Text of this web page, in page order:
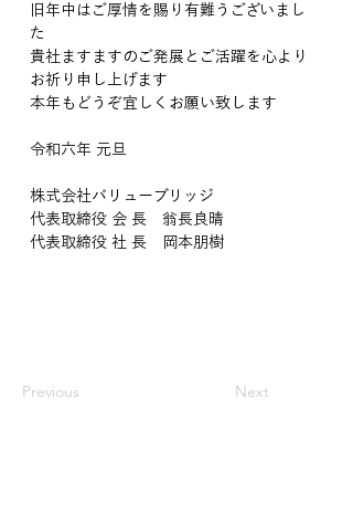
旧年中はご厚情を賜り有難うございまし
た
貴社ますますのご発展とご活躍を心より
お祈り申し上げます
本年もどうぞ宜しくお願い致します
令和六年 元旦
株式会社バリューブリッジ
代表取締役 会 長　翁長良晴
代表取締役 社 長　岡本朋樹
Previous Next